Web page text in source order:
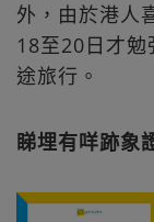
外，由於港人
18至20日才
途旅行。
睇埋有咩跡象